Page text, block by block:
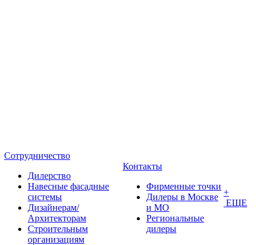
Сотрудничество
Дилерство
Навесные фасадные
системы
Дизайнерам/
Архитекторам
Строительным
организациям
Контакты
Фирменные точки
Дилеры в Москве
и МО
Региональные
дилеры
+
ЕЩЕ